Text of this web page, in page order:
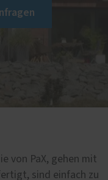
von PaX, gehen mit
sind einfach zu